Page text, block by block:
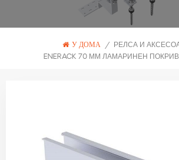
У ДОМА / РЕЛСА И